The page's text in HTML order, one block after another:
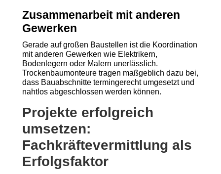
Zusammenarbeit mit anderen
Gewerken
Gerade auf großen Baustellen ist die Koordination
mit anderen Gewerken wie Elektrikern,
Bodenlegern oder Malern unerlässlich.
Trockenbaumonteure tragen maßgeblich dazu bei,
dass Bauabschnitte termingerecht umgesetzt und
nahtlos abgeschlossen werden können.
Projekte erfolgreich
umsetzen:
Fachkräftevermittlung als
Erfolgsfaktor